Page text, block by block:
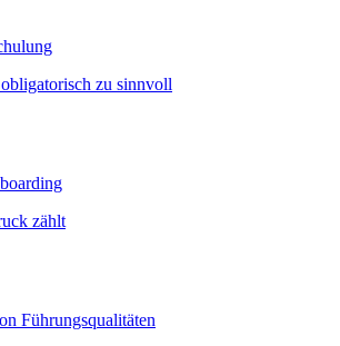
zu sinnvoll
zählt
Führungsqualitäten